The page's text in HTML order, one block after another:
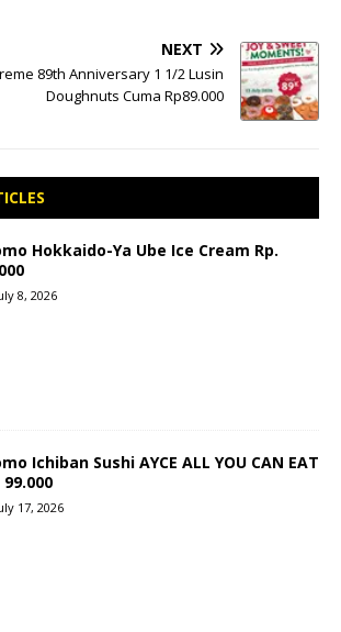
NEXT
89th Anniversary 1 1/2 Lusin
Doughnuts Cuma Rp89.000
Hokkaido-Ya Ube Ice Cream Rp.
8, 2026
Ichiban Sushi AYCE ALL YOU CAN EAT
99.000
17, 2026